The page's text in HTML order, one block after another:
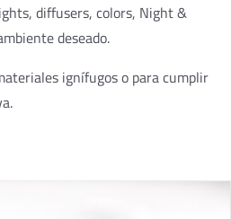
diffusers, colors, Night &
deseado.
ignífugos o para cumplir